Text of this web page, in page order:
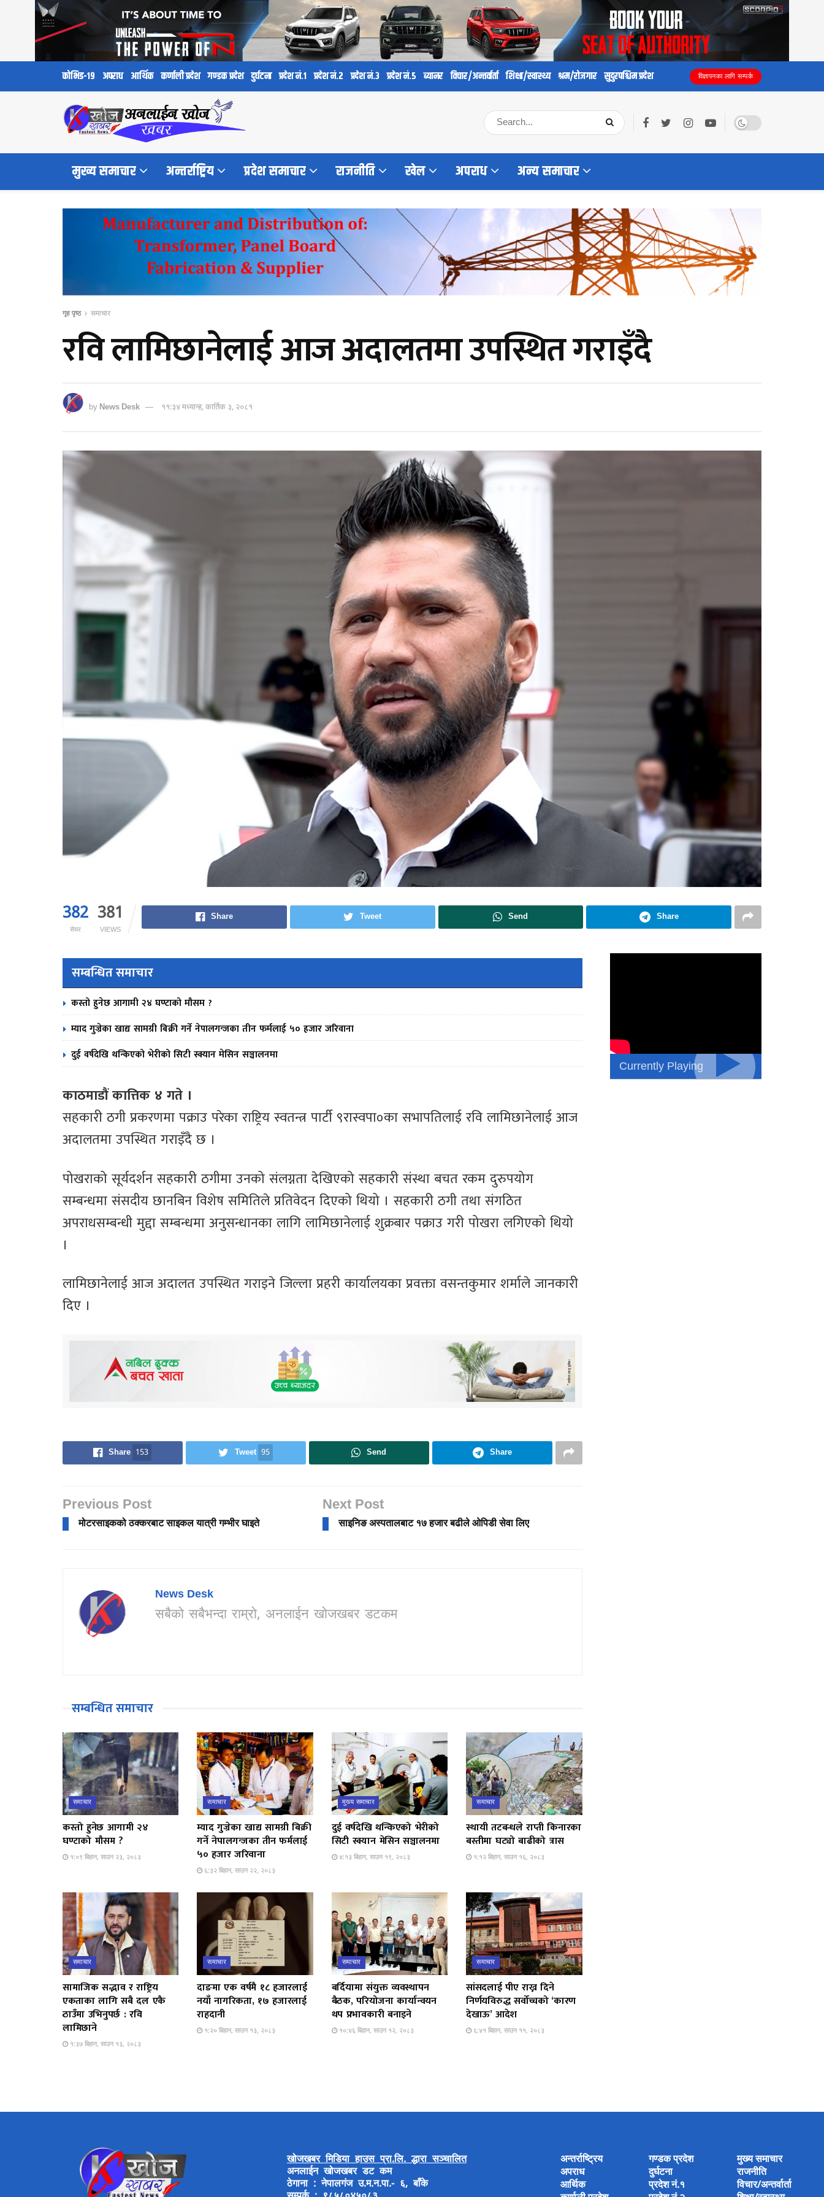
कोभिड-१९ अपराध आर्थिक कर्णाली प्रदेश गण्डक प्रदेश दुर्घटना प्रदेश नं.१ प्रदेश नं.२ प्रदेश नं.३ प्रदेश नं.५ ब्यानर विचार/अन्तर्वार्ता शिक्षा/स्वास्थ्य श्रम/रोजगार सुदुरपश्चिम प्रदेश विज्ञापनका लागि सम्पर्क
मुख्य समाचार अन्तर्राष्ट्रिय प्रदेश समाचार राजनीति खेल अपराध अन्य समाचार
गृह पृष्ठ समाचार
रवि लामिछानेलाई आज अदालतमा उपस्थित गराइँदै
byNews Desk ११:३४ मध्यान्ह, कार्तिक ३, २०८१
382
सेयर
381
VIEWS
Share Tweet Send Share
सम्बन्धित समाचार
कस्तो हुनेछ आगामी २४ घण्टाको मौसम ?
म्याद गुज्रेका खाद्य सामग्री बिक्री गर्ने नेपालगन्जका तीन फर्मलाई ५० हजार जरिवाना
दुई वर्षदेखि थन्किएको भेरीको सिटी स्क्यान मेसिन सञ्चालनमा
काठमाडौं कात्तिक ४ गते ।
सहकारी ठगी प्रकरणमा पक्राउ परेका राष्ट्रिय स्वतन्त्र पार्टी ९रास्वपा०का सभापतिलाई रवि लामिछानेलाई आज
अदालतमा उपस्थित गराइँदै छ ।
पोखराको सूर्यदर्शन सहकारी ठगीमा उनको संलग्नता देखिएको सहकारी संस्था बचत रकम दुरुपयोग
सम्बन्धमा संसदीय छानबिन विशेष समितिले प्रतिवेदन दिएको थियो । सहकारी ठगी तथा संगठित
अपराधसम्बन्धी मुद्दा सम्बन्धमा अनुसन्धानका लागि लामिछानेलाई शुक्रबार पक्राउ गरी पोखरा लगिएको थियो
।
लामिछानेलाई आज अदालत उपस्थित गराइने जिल्ला प्रहरी कार्यालयका प्रवक्ता वसन्तकुमार शर्माले जानकारी
दिए ।
Share 153 Tweet 95 Send Share
Previous Post
मोटरसाइकको ठक्करबाट साइकल यात्री गम्भीर घाइते
Next Post
साइनिङ अस्पतालबाट १७ हजार बढीले ओपिडी सेवा लिए
News Desk
सबैको सबैभन्दा राम्रो, अनलाईन खोजखबर डटकम
सम्बन्धित समाचार
समाचार
कस्तो हुनेछ आगामी २४
घण्टाको मौसम ?
१:०९ बिहान, साउन २३, २०८३
समाचार
म्याद गुज्रेका खाद्य सामग्री बिक्री
गर्ने नेपालगन्जका तीन फर्मलाई
५० हजार जरिवाना
६:३२ बिहान, साउन २२, २०८३
मुख्य समाचार
दुई वर्षदेखि थन्किएको भेरीको
सिटी स्क्यान मेसिन सञ्चालनमा
४:१३ बिहान, साउन १९, २०८३
समाचार
स्थायी तटबन्धले राप्ती किनारका
बस्तीमा घट्यो बाढीको त्रास
१:१२ बिहान, साउन १६, २०८३
समाचार
सामाजिक सद्भाव र राष्ट्रिय
एकताका लागि सबै दल एकै
ठाउँमा उभिनुपर्छ : रवि
लामिछाने
१:३७ बिहान, साउन १३, २०८३
समाचार
दाङमा एक वर्षमै १८ हजारलाई
नयाँ नागरिकता, १७ हजारलाई
राहदानी
१:२० बिहान, साउन १३, २०८३
समाचार
बर्दियामा संयुक्त व्यवस्थापन
बैठक, परियोजना कार्यान्वयन
थप प्रभावकारी बनाइने
१०:४६ बिहान, साउन १२, २०८३
समाचार
सांसदलाई पीए राख्न दिने
निर्णयविरुद्ध सर्वोच्चको ‘कारण
देखाऊ’ आदेश
६:४१ बिहान, साउन ११, २०८३
Currently Playing
खोजखबर मिडिया हाउस प्रा.लि. द्धारा सञ्चालित
अनलाईन खोजखबर डट कम
ठेगाना : नेपालगंज उ.म.न.पा.- ६, बाँके
अन्तर्राष्ट्रिय
अपराध
आर्थिक
गण्डक प्रदेश
दुर्घटना
प्रदेश नं.१
मुख्य समाचार
राजनीति
विचार/अन्तर्वार्ता